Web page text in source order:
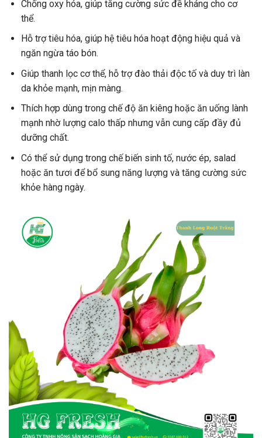
Chống oxy hóa, giúp tăng cường sức đề kháng cho cơ
thể.
Hỗ trợ tiêu hóa, giúp hệ tiêu hóa hoạt động hiệu quả và
ngăn ngừa táo bón.
Giúp thanh lọc cơ thể, hỗ trợ đào thải độc tố và duy trì làn
da khỏe mạnh, mịn màng.
Thích hợp dùng trong chế độ ăn kiêng hoặc ăn uống lành
mạnh nhờ lượng calo thấp nhưng vẫn cung cấp đầy đủ
dưỡng chất.
Có thể sử dụng trong chế biến sinh tố, nước ép, salad
hoặc ăn tươi để bổ sung năng lượng và tăng cường sức
khỏe hàng ngày.